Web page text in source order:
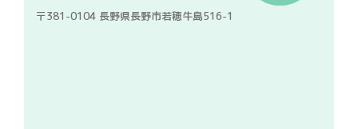
〒381-0104 長野県長野市若穂牛島516-1